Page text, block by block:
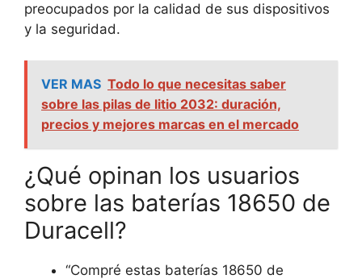
preocupados por la calidad de sus dispositivos
y la seguridad.
VER MAS Todo lo que necesitas saber
sobre las pilas de litio 2032: duración,
precios y mejores marcas en el mercado
¿Qué opinan los usuarios
sobre las baterías 18650 de
Duracell?
“Compré estas baterías 18650 de